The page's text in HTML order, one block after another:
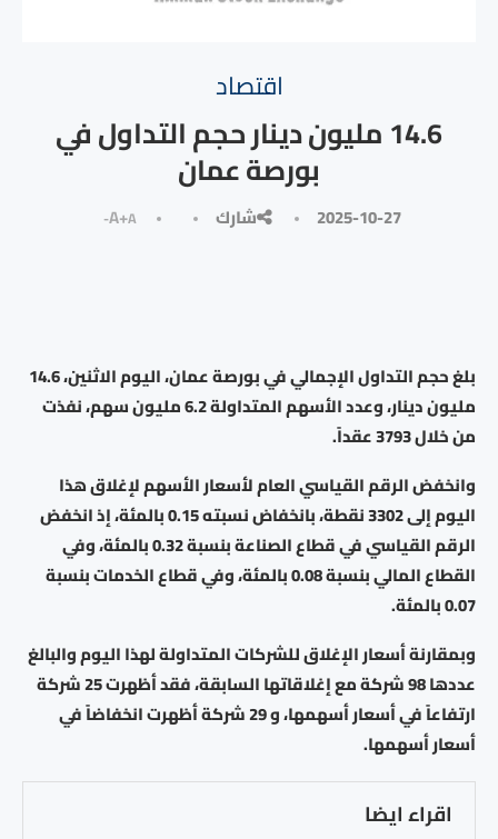
⁠اقتصاد
14.6 مليون دينار حجم التداول في
بورصة عمان
2025-10-27 شارك A+A-
بلغ حجم التداول الإجمالي في بورصة عمان، اليوم الاثنين، 14.6
مليون دينار، وعدد الأسهم المتداولة 6.2 مليون سهم، نفذت
من خلال 3793 عقداً.
وانخفض الرقم القياسي العام لأسعار الأسهم لإغلاق هذا
اليوم إلى 3302 نقطة، بانخفاض نسبته 0.15 بالمئة، إذ انخفض
الرقم القياسي في قطاع الصناعة بنسبة 0.32 بالمئة، وفي
القطاع المالي بنسبة 0.08 بالمئة، وفي قطاع الخدمات بنسبة
0.07 بالمئة.
وبمقارنة أسعار الإغلاق للشركات المتداولة لهذا اليوم والبالغ
عددها 98 شركة مع إغلاقاتها السابقة، فقد أظهرت 25 شركة
ارتفاعاً في أسعار أسهمها، و 29 شركة أظهرت انخفاضاً في
أسعار أسهمها.
اقراء ايضا